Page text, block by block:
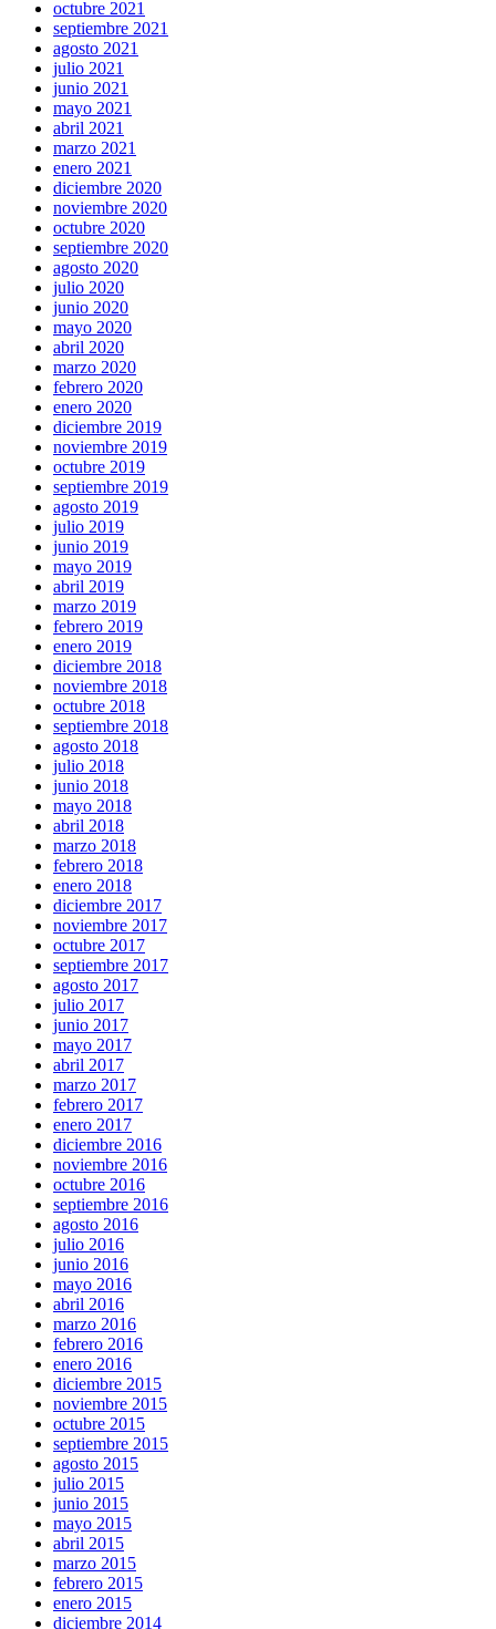
octubre 2021
septiembre 2021
agosto 2021
julio 2021
junio 2021
mayo 2021
abril 2021
marzo 2021
enero 2021
diciembre 2020
noviembre 2020
octubre 2020
septiembre 2020
agosto 2020
julio 2020
junio 2020
mayo 2020
abril 2020
marzo 2020
febrero 2020
enero 2020
diciembre 2019
noviembre 2019
octubre 2019
septiembre 2019
agosto 2019
julio 2019
junio 2019
mayo 2019
abril 2019
marzo 2019
febrero 2019
enero 2019
diciembre 2018
noviembre 2018
octubre 2018
septiembre 2018
agosto 2018
julio 2018
junio 2018
mayo 2018
abril 2018
marzo 2018
febrero 2018
enero 2018
diciembre 2017
noviembre 2017
octubre 2017
septiembre 2017
agosto 2017
julio 2017
junio 2017
mayo 2017
abril 2017
marzo 2017
febrero 2017
enero 2017
diciembre 2016
noviembre 2016
octubre 2016
septiembre 2016
agosto 2016
julio 2016
junio 2016
mayo 2016
abril 2016
marzo 2016
febrero 2016
enero 2016
diciembre 2015
noviembre 2015
octubre 2015
septiembre 2015
agosto 2015
julio 2015
junio 2015
mayo 2015
abril 2015
marzo 2015
febrero 2015
enero 2015
diciembre 2014